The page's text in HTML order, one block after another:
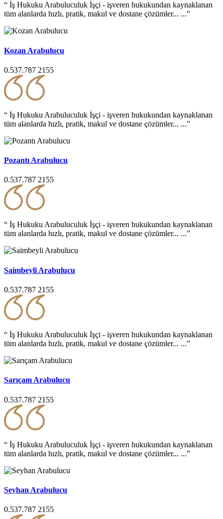
“ İş Hukuku Arabuluculuk İşçi - işveren hukukundan kaynaklanan
tüm alanlarda hızlı, pratik, makul ve dostane çözümler... ...”
Kozan Arabulucu
0.537.787 2155
“ İş Hukuku Arabuluculuk İşçi - işveren hukukundan kaynaklanan
tüm alanlarda hızlı, pratik, makul ve dostane çözümler... ...”
Pozantı Arabulucu
0.537.787 2155
“ İş Hukuku Arabuluculuk İşçi - işveren hukukundan kaynaklanan
tüm alanlarda hızlı, pratik, makul ve dostane çözümler... ...”
Saimbeyli Arabulucu
0.537.787 2155
“ İş Hukuku Arabuluculuk İşçi - işveren hukukundan kaynaklanan
tüm alanlarda hızlı, pratik, makul ve dostane çözümler... ...”
Sarıçam Arabulucu
0.537.787 2155
“ İş Hukuku Arabuluculuk İşçi - işveren hukukundan kaynaklanan
tüm alanlarda hızlı, pratik, makul ve dostane çözümler... ...”
Seyhan Arabulucu
0.537.787 2155